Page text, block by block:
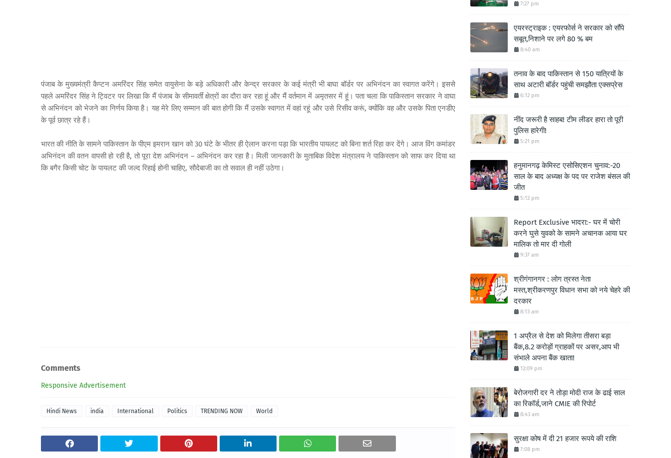
पंजाब के मुख्यमंत्री कैप्टन अमरिंदर सिंह समेत वायुसेना के बड़े अधिकारी और केन्द्र सरकार के कई मंत्री भी बाघा बॉर्डर पर अभिनंदन का स्वागत करेंगे। इससे
पहले अमरिंदर सिंह ने ट्विटर पर लिखा कि मैं पंजाब के सीमावर्ती क्षेत्रों का दौरा कर रहा हूं और मैं वर्तमान में अमृतसर में हूं। पता चला कि पाकिस्तान सरकार ने वाघा
से अभिनंदन को भेजने का निर्णय किया है। यह मेरे लिए सम्मान की बात होगी कि मैं उसके स्वागत में वहां रहूं और उसे रिसीव करूं, क्योंकि वह और उसके पिता एनडीए
के पूर्व छात्र रहे हैं।
भारत की नीति के सामने पाकिस्तान के पीएम इमरान खान को 30 घंटे के भीतर ही ऐलान करना पड़ा कि भारतीय पायलट को बिना शर्त रिहा कर देंगे। आज विंग कमांडर
अभिनंदन की वतन वापसी हो रही है, तो पूरा देश अभिनंदन – अभिनंदन कर रहा है। मिली जानकारी के मुताबिक विदेश मंत्रालय ने पाकिस्तान को साफ कर दिया था
कि बगैर किसी चोट के पायलट की जल्द रिहाई होनी चाहिए, सौदेबाजी का तो सवाल ही नहीं उठेगा।
Comments
Responsive Advertisement
Hindi News india International Politics TRENDING NOW World
7:27 pm
एयरस्ट्राइक : एयरफोर्स ने सरकार को सौंपे
सबूत,निशाने पर लगे 80 % बम
8:40 am
तनाव के बाद पाकिस्तान से 150 यात्रियों के
साथ अटारी बॉर्डर पहुंची समझौता एक्सप्रेस
6:12 pm
नींद जरूरी है साहब! टीम लीडर हारा तो पूरी
पुलिस हारेगी!
5:21 pm
हनुमानगढ़ केमिस्ट एसोसिएशन चुनाव:-20
साल के बाद अध्यक्ष के पद पर राजेश बंसल की
जीत
5:12 pm
Report Exclusive भादरा:- घर में चोरी
करने घुसे युवको के सामने अचानक आया घर
मालिक तो मार दी गोली
9:37 am
श्रीगंगानगर : लोग त्रस्त नेता
मस्त,श्रीकरणपुर विधान सभा को नये चेहरे की
दरकार
8:13 am
1 अप्रैल से देश को मिलेगा तीसरा बड़ा
बैंक,8.2 करोड़ों ग्राहकों पर असर,आप भी
संभाले अपना बैंक खाता!
12:09 pm
बेरोजगारी दर ने तोड़ा मोदी राज के ढाई साल
का रिकॉर्ड,जाने CMIE की रिपोर्ट
8:43 am
सुरक्षा कोष में दी 21 हजार रूपये की राशि
7:08 pm